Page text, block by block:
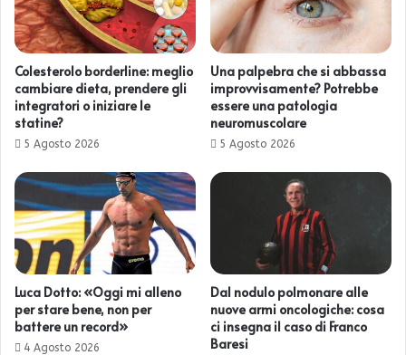
Colesterolo borderline: meglio
cambiare dieta, prendere gli
integratori o iniziare le
statine?
5 Agosto 2026
Una palpebra che si abbassa
improvvisamente? Potrebbe
essere una patologia
neuromuscolare
5 Agosto 2026
Luca Dotto: «Oggi mi alleno
per stare bene, non per
battere un record»
4 Agosto 2026
Dal nodulo polmonare alle
nuove armi oncologiche: cosa
ci insegna il caso di Franco
Baresi